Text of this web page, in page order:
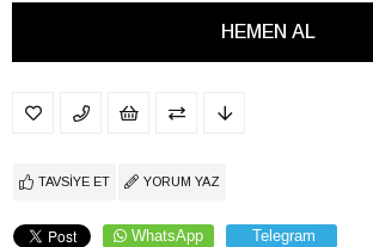
TAVSIYE ET YORUM YAZ
WhatsApp Telegram